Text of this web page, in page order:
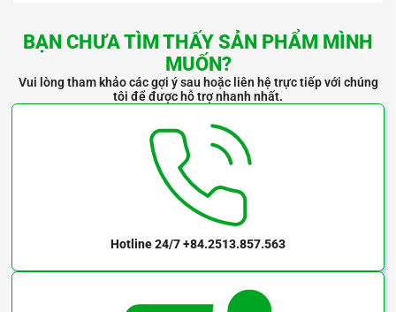
BẠN CHƯA TÌM THẤY SẢN PHẨM MÌNH
MUỐN?
Vui lòng tham khảo các gợi ý sau hoặc liên hệ trực tiếp với chúng
tôi để được hỗ trợ nhanh nhất.
Hotline 24/7+84.2513.857.563